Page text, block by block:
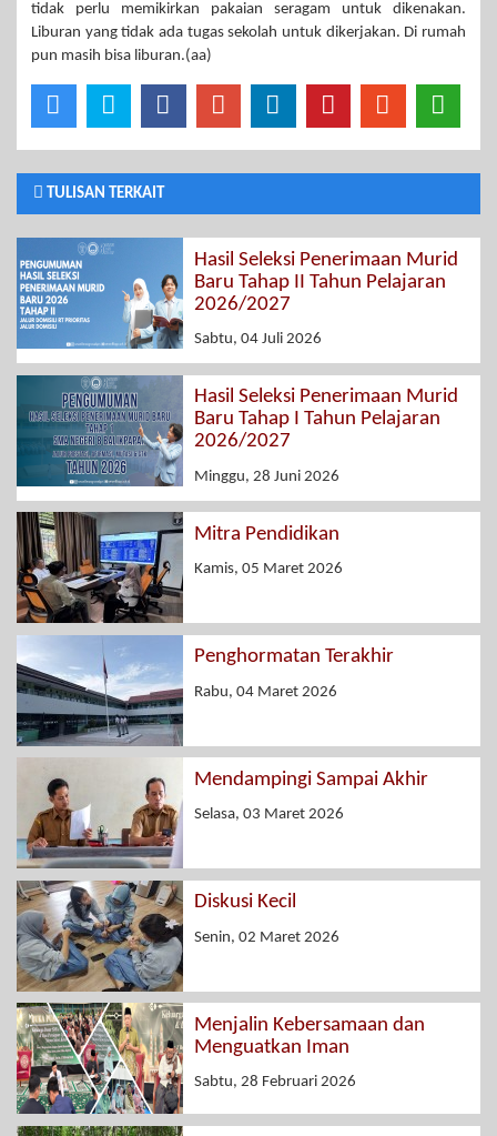
tidak perlu memikirkan pakaian seragam untuk dikenakan.
Liburan yang tidak ada tugas sekolah untuk dikerjakan. Di rumah
pun masih bisa liburan.(aa)
TULISAN TERKAIT
Hasil Seleksi Penerimaan Murid
Baru Tahap II Tahun Pelajaran
2026/2027
Sabtu, 04 Juli 2026
Hasil Seleksi Penerimaan Murid
Baru Tahap I Tahun Pelajaran
2026/2027
Minggu, 28 Juni 2026
Mitra Pendidikan
Kamis, 05 Maret 2026
Penghormatan Terakhir
Rabu, 04 Maret 2026
Mendampingi Sampai Akhir
Selasa, 03 Maret 2026
Diskusi Kecil
Senin, 02 Maret 2026
Menjalin Kebersamaan dan
Menguatkan Iman
Sabtu, 28 Februari 2026